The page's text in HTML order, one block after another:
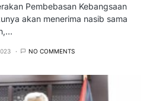
Pembebasan Kebangsaan
akan menerima nasib sama
NO COMMENTS